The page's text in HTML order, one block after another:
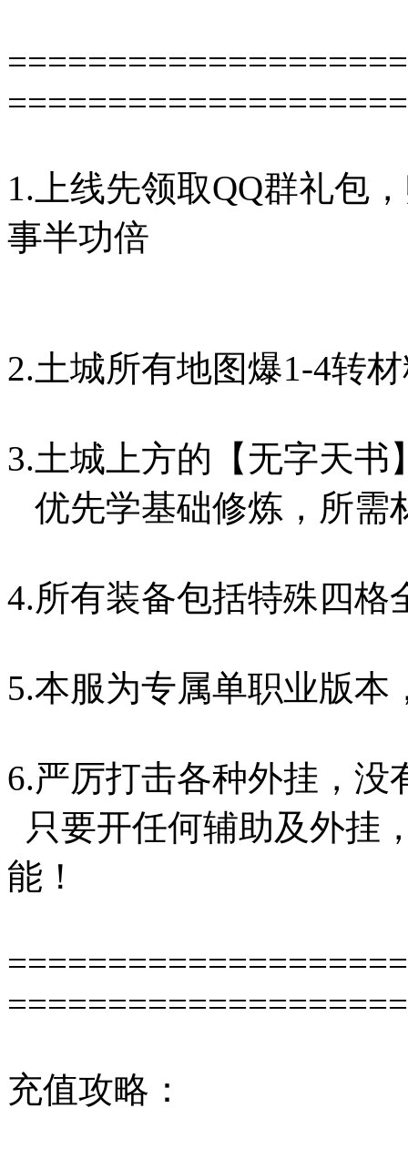
1.上线先领取QQ群礼包
事半功倍
2.土城所有地图爆1-4转
3.土城上方的【无字天
优先学基础修炼，所需
4.所有装备包括特殊四格
5.本服为专属单职业版
6.严厉打击各种外挂，没
只要开任何辅助及外挂
能！
充值攻略：